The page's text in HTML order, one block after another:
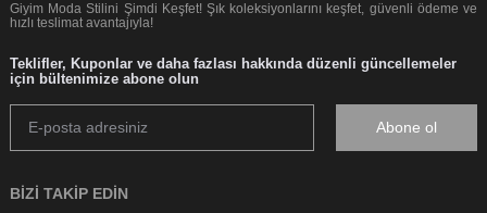
Giyim Moda Stilini Şimdi Keşfet! Şık koleksiyonlarını keşfet, güvenli ödeme ve
hızlı teslimat avantajıyla!
Teklifler, Kuponlar ve daha fazlası hakkında düzenli güncellemeler
için bültenimize abone olun
Abone ol
BIZI TAKIP EDIN